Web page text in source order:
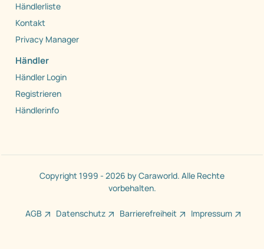
Händlerliste
Kontakt
Privacy Manager
Händler
Händler Login
Registrieren
Händlerinfo
Copyright 1999 - 2026 by Caraworld. Alle Rechte
vorbehalten.
AGB Datenschutz Barrierefreiheit Impressum